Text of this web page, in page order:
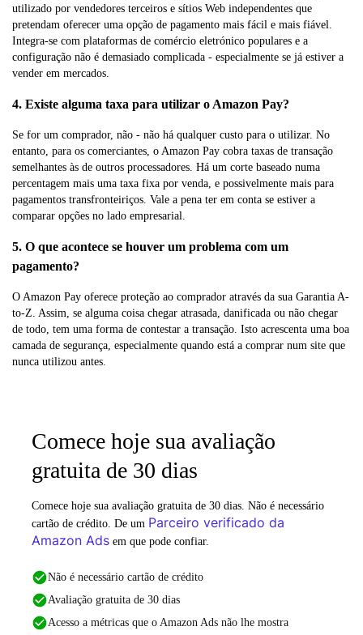
utilizado por vendedores terceiros e sítios Web independentes que
pretendam oferecer uma opção de pagamento mais fácil e mais fiável.
Integra-se com plataformas de comércio eletrónico populares e a
configuração não é demasiado complicada - especialmente se já estiver a
vender em mercados.
4. Existe alguma taxa para utilizar o Amazon Pay?
Se for um comprador, não - não há qualquer custo para o utilizar. No
entanto, para os comerciantes, o Amazon Pay cobra taxas de transação
semelhantes às de outros processadores. Há um corte baseado numa
percentagem mais uma taxa fixa por venda, e possivelmente mais para
pagamentos transfronteiriços. Vale a pena ter em conta se estiver a
comparar opções no lado empresarial.
5. O que acontece se houver um problema com um
pagamento?
O Amazon Pay oferece proteção ao comprador através da sua Garantia A-
to-Z. Assim, se alguma coisa chegar atrasada, danificada ou não chegar
de todo, tem uma forma de contestar a transação. Isto acrescenta uma boa
camada de segurança, especialmente quando está a comprar num site que
nunca utilizou antes.
Comece hoje sua avaliação
gratuita de 30 dias
Comece hoje sua avaliação gratuita de 30 dias. Não é necessário
cartão de crédito. De um Parceiro verificado da
Amazon Ads em que pode confiar.
Não é necessário cartão de crédito
Avaliação gratuita de 30 dias
Acesso a métricas que o Amazon Ads não lhe mostra